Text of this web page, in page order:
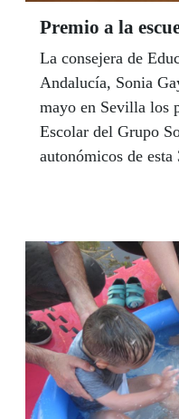
Premio a la
La consejera de
Andalucía, Sonia
mayo en Sevilla los
Escolar del Grupo
autonómicos de
junto al Centro FP-
Málaga. En
premio como
Coronel’ de Aguilar